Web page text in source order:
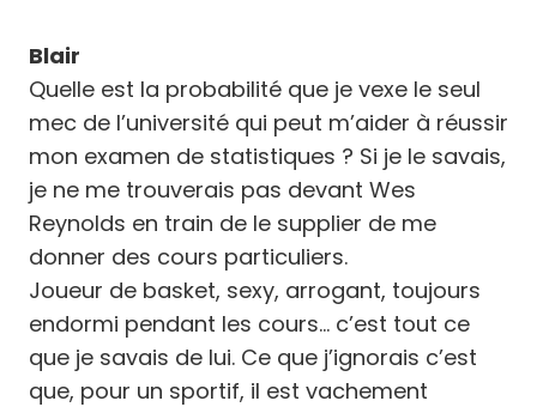
Blair
Quelle est la probabilité que je vexe le seul
mec de l’université qui peut m’aider à réussir
mon examen de statistiques ? Si je le savais,
je ne me trouverais pas devant Wes
Reynolds en train de le supplier de me
donner des cours particuliers.
Joueur de basket, sexy, arrogant, toujours
endormi pendant les cours… c’est tout ce
que je savais de lui. Ce que j’ignorais c’est
que, pour un sportif, il est vachement